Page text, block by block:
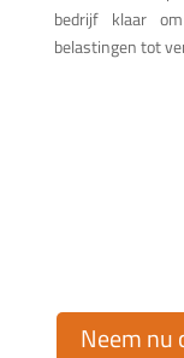
bedrijf klaar
belastingen tot
Neem nu